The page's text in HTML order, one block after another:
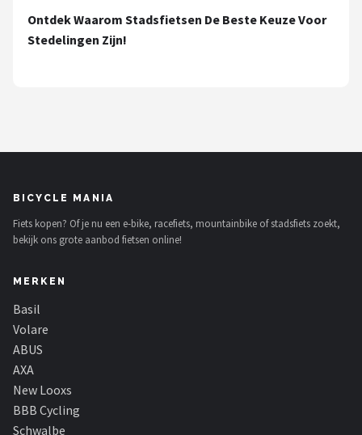
AXA
Voltano
Shimano
Cortina
Alle merken →
Ontdek Waarom Stadsfietsen De Beste Keuze Voor
Stedelingen Zijn!
BICYCLE MANIA
Fiets kopen? Of je nu een e-bike, racefiets, mountainbike of stadsfiets zoekt,
bekijk ons grote aanbod fietsen online!
MERKEN
Basil
Volare
ABUS
AXA
New Looxs
BBB Cycling
Schwalbe